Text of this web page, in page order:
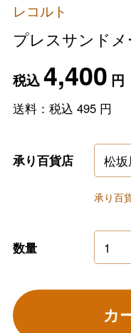
レコルト
プレスサンド
税込4,400 円
送料：税込 495円
承り百貨店
承り百
数量
カ